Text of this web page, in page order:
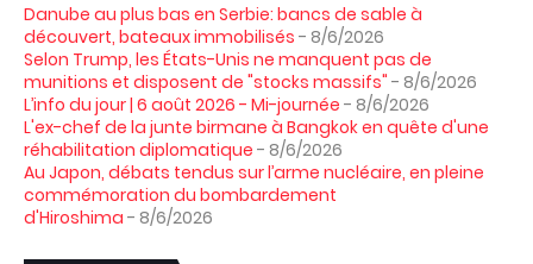
Danube au plus bas en Serbie: bancs de sable à
découvert, bateaux immobilisés - 8/6/2026
Selon Trump, les États-Unis ne manquent pas de
munitions et disposent de "stocks massifs" - 8/6/2026
L’info du jour | 6 août 2026 - Mi-journée - 8/6/2026
L'ex-chef de la junte birmane à Bangkok en quête d'une
réhabilitation diplomatique - 8/6/2026
Au Japon, débats tendus sur l’arme nucléaire, en pleine
commémoration du bombardement
d'Hiroshima - 8/6/2026